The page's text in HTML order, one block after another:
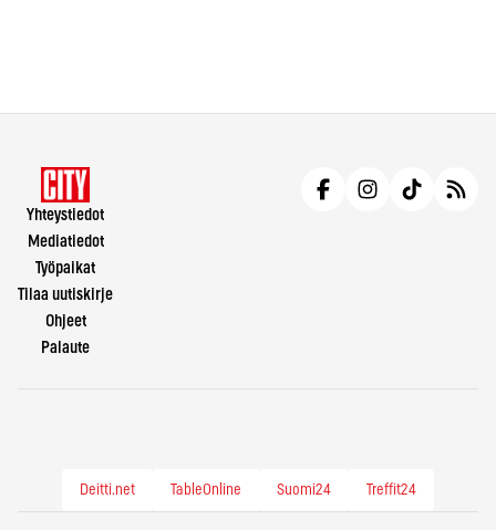
Yhteystiedot
Mediatiedot
Työpaikat
Tilaa uutiskirje
Ohjeet
Palaute
Deitti.net TableOnline Suomi24 Treffit24